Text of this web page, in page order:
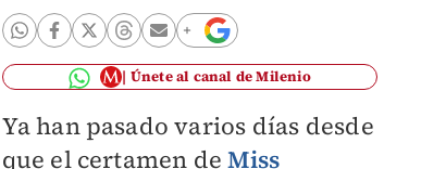
Únete al canal de Milenio
Ya han pasado varios días desde
que el certamen deMiss